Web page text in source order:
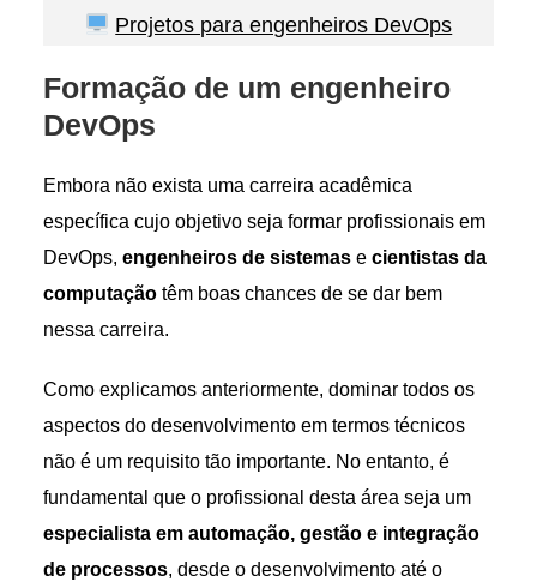
Projetos para engenheiros DevOps
Formação de um engenheiro
DevOps
Embora não exista uma carreira acadêmica
específica cujo objetivo seja formar profissionais em
DevOps, engenheiros de sistemase cientistas da
computaçãotêm boas chances de se dar bem
nessa carreira.
Como explicamos anteriormente, dominar todos os
aspectos do desenvolvimento em termos técnicos
não é um requisito tão importante. No entanto, é
fundamental que o profissional desta área seja um
especialista em automação, gestão e integração
de processos, desde o desenvolvimento até o